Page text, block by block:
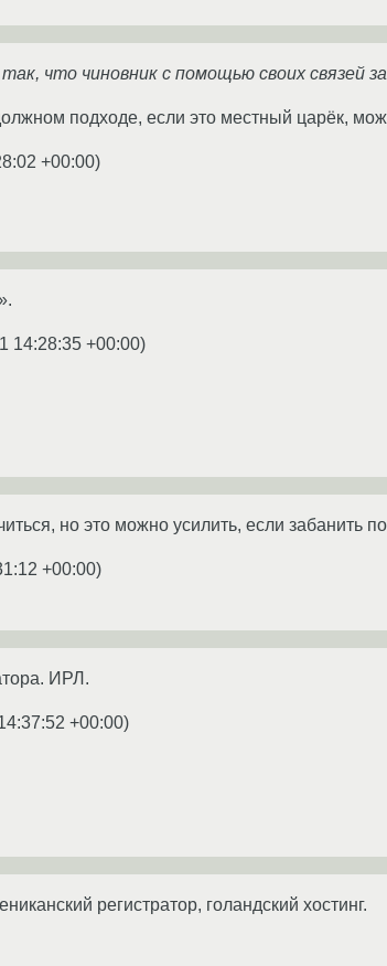
что чиновник с помощью своих связей
подходе, если это местный царёк,
+00:00)
14:28:35 +00:00)
но это можно усилить, если забанить
+00:00)
ИРЛ.
+00:00)
регистратор, голандский хостинг.